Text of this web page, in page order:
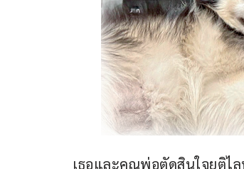
เธอและคุณพ่อตัดสินใจยุติไ